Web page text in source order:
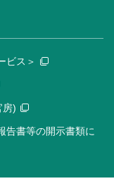
ビス＞
房)
告書等の開示書類に